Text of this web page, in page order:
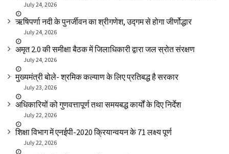
July 24, 2026
ऋषिपर्णा नदी के पुनर्जीवन का श्रीगणेश, उद्गम से होगा जीर्णोद्धार
July 24, 2026
अमृत 2.0 की समीक्षा बैठक में जिलाधिकारी द्वारा जल स्रोत संरक्षण
July 24, 2026
मुख्यमंत्री बोले- श्रमिक कल्याण के लिए प्रतिबद्ध है सरकार
July 23, 2026
अधिकारियों को गुणवत्तापूर्ण तथा समयबद्ध कार्यों के दिए निर्देश
July 22, 2026
शिक्षा विभाग में एनईपी-2020 क्रियान्वयन के 71 लक्ष्य पूर्ण
July 22, 2026